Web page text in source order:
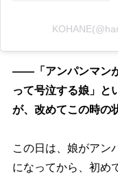
――「アンパンマン
って号泣する娘」と
が、改めてこの時の
この日は、娘がアン
になってから、初め